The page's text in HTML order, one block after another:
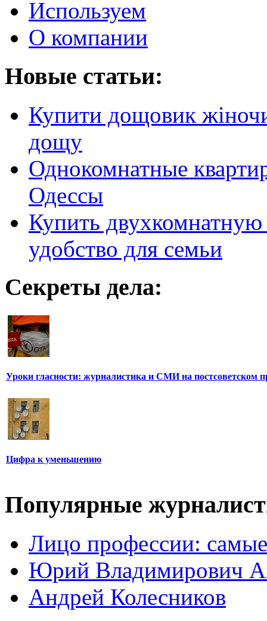
Используем
О компании
Новые статьи:
Купити дощовик
дощу
Однокомнатные
Одессы
Купить
удобство для семьи
Секреты дела:
Уроки гласности: журналистика и СМИ на постсоветском
Цифра к уменьшению
Популярные
Лицо профессии:
Юрий Владимирович
Андрей Колесников